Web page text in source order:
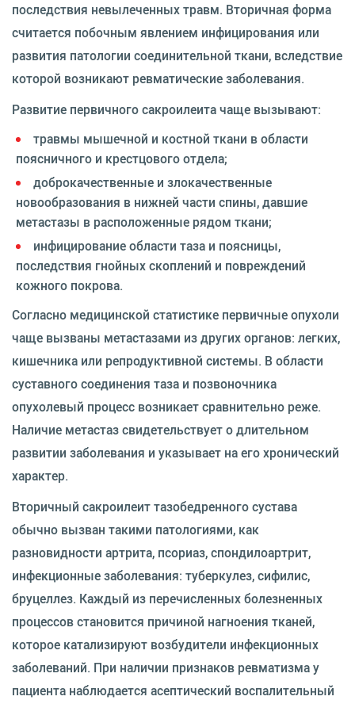
последствия невылеченных травм. Вторичная форма
считается побочным явлением инфицирования или
развития патологии соединительной ткани, вследствие
которой возникают ревматические заболевания.
Развитие первичного сакроилеита чаще вызывают:
травмы мышечной и костной ткани в области
поясничного и крестцового отдела;
доброкачественные и злокачественные
новообразования в нижней части спины, давшие
метастазы в расположенные рядом ткани;
инфицирование области таза и поясницы,
последствия гнойных скоплений и повреждений
кожного покрова.
Согласно медицинской статистике первичные опухоли
чаще вызваны метастазами из других органов: легких,
кишечника или репродуктивной системы. В области
суставного соединения таза и позвоночника
опухолевый процесс возникает сравнительно реже.
Наличие метастаз свидетельствует о длительном
развитии заболевания и указывает на его хронический
характер.
Вторичный сакроилеит тазобедренного сустава
обычно вызван такими патологиями, как
разновидности артрита, псориаз, спондилоартрит,
инфекционные заболевания: туберкулез, сифилис,
бруцеллез. Каждый из перечисленных болезненных
процессов становится причиной нагноения тканей,
которое катализируют возбудители инфекционных
заболеваний. При наличии признаков ревматизма у
пациента наблюдается асептический воспалительный